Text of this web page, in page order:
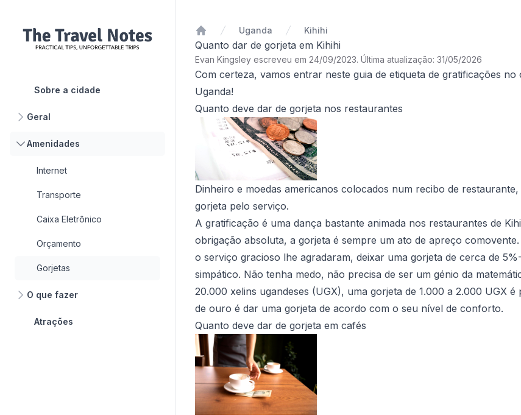
Sobre a cidade
Geral
Amenidades
Internet
Transporte
Caixa Eletrônico
Orçamento
Gorjetas
O que fazer
Atrações
Início
Uganda Kihihi
Quanto dar de gorjeta em Kihihi
Evan Kingsley escreveu em 24/09/2023. Última atualização: 31/05/2026
Com certeza, vamos entrar neste guia de etiqueta de gratificações
Uganda!
Quanto deve dar de gorjeta nos restaurantes
Dinheiro e moedas americanos colocados num recibo de
gorjeta pelo serviço.
A gratificação é uma dança bastante animada nos restaurantes de
obrigação absoluta, a gorjeta é sempre um ato de apreço
o serviço gracioso lhe agradaram, deixar uma gorjeta de cerca de
simpático. Não tenha medo, não precisa de ser um génio da
20.000 xelins ugandeses (UGX), uma gorjeta de 1.000 a 2.000 UGX
de ouro é dar uma gorjeta de acordo com o seu nível de conforto.
Quanto deve dar de gorjeta em cafés